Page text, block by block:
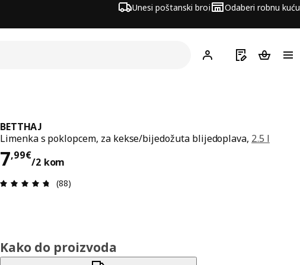
Unesi poštanski broj Odaberi robnu kuću
Hej! Prijavi se
Popis zaKošarica
BETTHAJ
Limenka s poklopcem, za kekse/bijedožuta blijedoplava, 2.5 l
7,99€
/2 kom
Cijena 7,99€/2 kom
Ocjena i recenzija: 4.7 od 5 zvjezdica. Ukupno recenzija:
(88)
Kako do proizvoda